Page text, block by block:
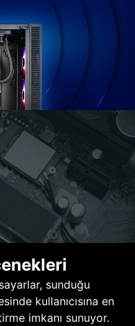
sunduğu
kullanıcısına en
imkanı sunuyor.